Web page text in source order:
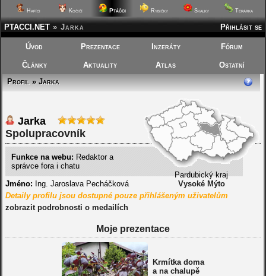
Hafíci Kočičí Ptáčci Rybičky Skalky Terárka
Přihlásit se
PTACCI.NET » Jarka
Úvod Prezentace Inzeráty Fórum
Články Aktuality Atlas
Ostatní
Profil » Jarka
Pardubický kraj
Vysoké Mýto
Jarka
Spolupracovník
Funkce na webu: Redaktor a
správce fora i chatu
Jméno: Ing. Jaroslava Pecháčková
Detaily profilu jsou dostupné pouze přihlášeným uživatelům
zobrazit podrobnosti o medailích
Moje prezentace
Krmítka doma
a na chalupě